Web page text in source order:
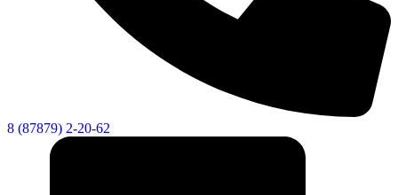
8 (87879) 2-20-62